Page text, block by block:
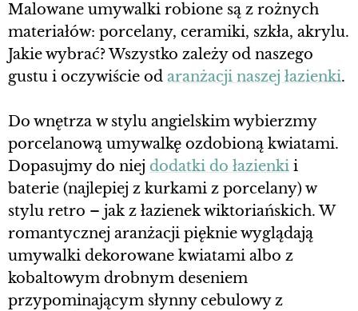
Malowane umywalki robione są z rożnych
materiałów: porcelany, ceramiki, szkła, akrylu.
Jakie wybrać? Wszystko zależy od naszego
gustu i oczywiście od aranżacji naszej łazienki.
Do wnętrza w stylu angielskim wybierzmy
porcelanową umywalkę ozdobioną kwiatami.
Dopasujmy do niej dodatki do łazienki i
baterie (najlepiej z kurkami z porcelany) w
stylu retro – jak z łazienek wiktoriańskich. W
romantycznej aranżacji pięknie wyglądają
umywalki dekorowane kwiatami albo z
kobaltowym drobnym deseniem
przypominającym słynny cebulowy z